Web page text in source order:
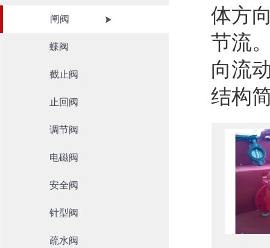
闸阀
蝶阀
截止阀
止回阀
调节阀
电磁阀
安全阀
针型阀
疏水阀
体方
节流
向流
结构